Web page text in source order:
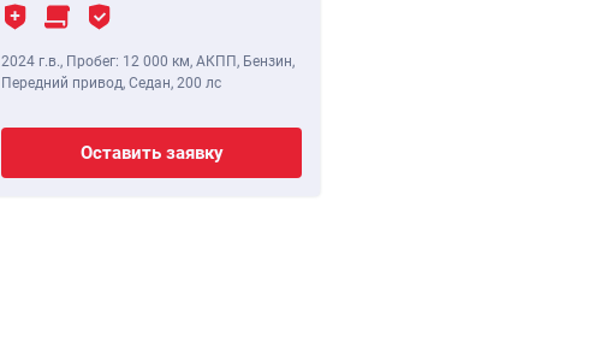
2024 г.в., Пробег: 12 000 км, АКПП, Бензин,
Передний привод, Седан, 200 лс
Оставить заявку